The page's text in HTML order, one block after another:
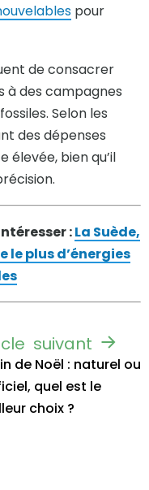
pour
de consacrer
à des campagnes
Selon les
des dépenses
élevée, bien qu’il
:La Suède,
le plus d’énergies
de Noël : naturel ou
quel est le
choix ?